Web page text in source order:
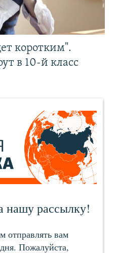
коротким".
в 10-й класс